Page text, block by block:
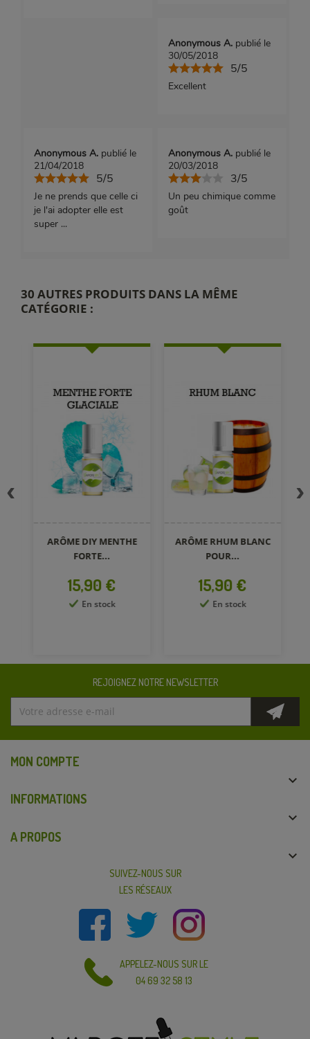
Anonymous A. publié le
30/05/2018
5/5
Excellent
Anonymous A. publié le
21/04/2018
5/5
Je ne prends que celle ci
je l'ai adopter elle est
super ...
Anonymous A. publié le
20/03/2018
3/5
Un peu chimique comme
goût
30 AUTRES PRODUITS DANS LA MÊME
CATÉGORIE :
ARÔME DIY MENTHE
FORTE...
Prix
15,90 €
En stock
ARÔME RHUM BLANC
POUR...
Prix
15,90 €
En stock
REJOIGNEZ NOTRE NEWSLETTER
MON COMPTE

INFORMATIONS

A PROPOS

SUIVEZ-NOUS SUR
LES RÉSEAUX
APPELEZ-NOUS SUR LE
04 69 32 58 13